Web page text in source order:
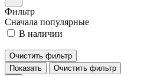
Фильтр
Сначала популярные
В наличии
Очистить фильтр
Показать
Очистить фильтр